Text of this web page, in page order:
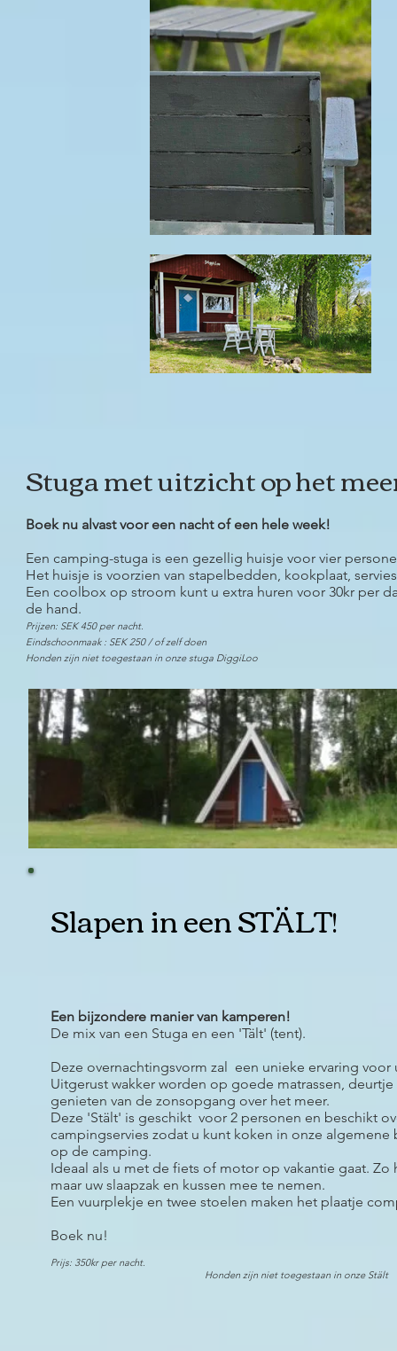
Stuga met uitzicht op het
Boek nu alvast voor een nacht of een hele week!
Een camping-stuga is een gezellig huisje voor vier
Het huisje is voorzien van stapelbedden, kookplaat,
Een coolbox op stroom kunt u extra huren voor 30kr per
de hand.
Prijzen: SEK 450 per nacht.
Eindschoonmaak : SEK 250 / of zelf doen
Honden zijn niet toegestaan in onze stuga DiggiLoo
Slapen in een STÄLT!
Een bijzondere manier van kamperen!
De mix van een Stuga en een 'Tält' (tent).
Deze overnachtingsvorm zal een unieke ervaring voor
Uitgerust wakker worden op goede matrassen,
genieten van de zonsopgang over het meer.
Deze 'Stält' is geschikt voor 2 personen en beschikt
campingservies zodat u kunt koken in onze algemene
op de camping.
Ideaal als u met de fiets of motor op vakantie gaat. Zo
maar uw slaapzak en kussen mee te nemen.
Een vuurplekje en twee stoelen maken het plaatje
Boek nu!
Prijs: 350kr per nacht.
Honden zijn niet toegestaan in onze Stält